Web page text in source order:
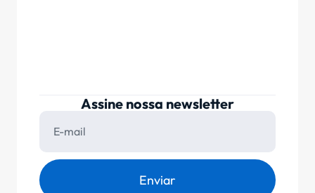
Assine nossa newsletter
Enviar